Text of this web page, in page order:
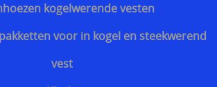
kogelwerende vesten
voor in kogel en steekwerend
vest